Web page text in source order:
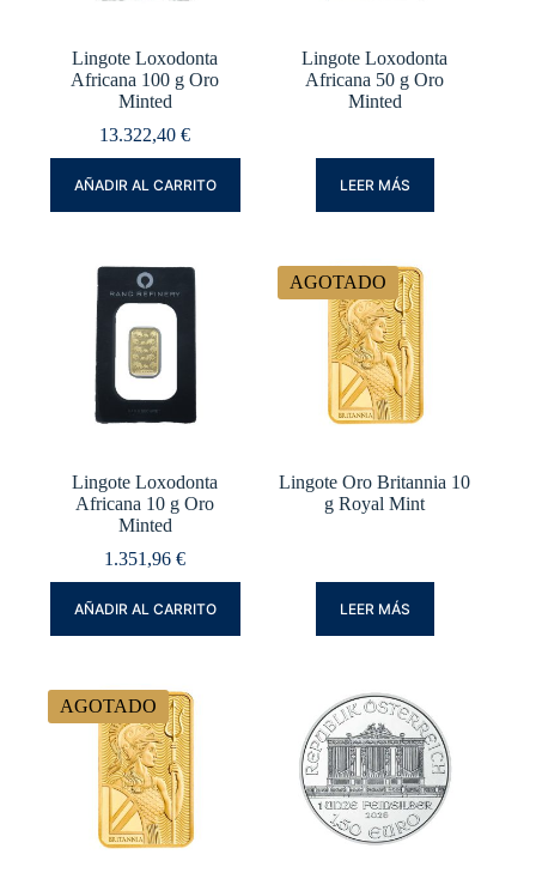
Lingote Loxodonta
Africana 100 g Oro
Minted
13.322,40€
AÑADIR AL CARRITO
Lingote Loxodonta
Africana 50 g Oro
Minted
LEER MÁS
Lingote Loxodonta
Africana 10 g Oro
Minted
1.351,96€
AÑADIR AL CARRITO
AGOTADO
Lingote Oro Britannia 10
g Royal Mint
LEER MÁS
AGOTADO